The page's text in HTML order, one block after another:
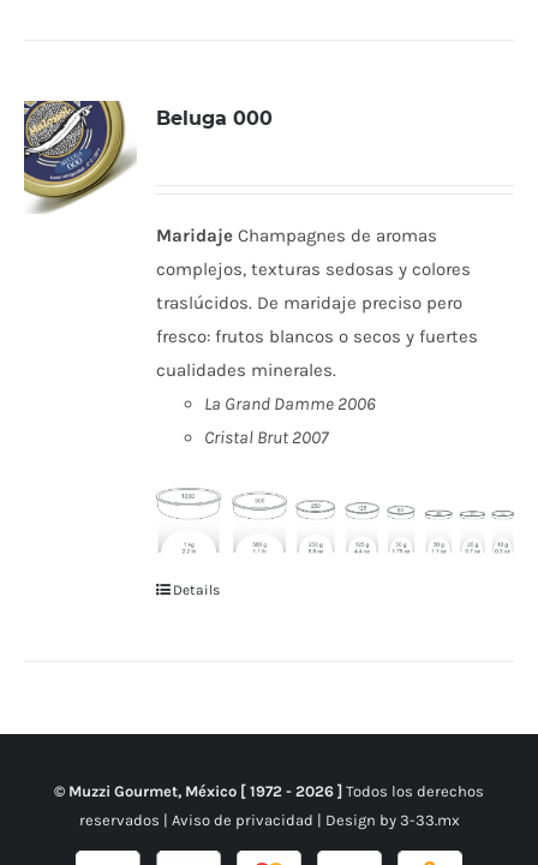
Beluga 000
Maridaje Champagnes de aromas
complejos, texturas sedosas y colores
traslúcidos. De maridaje preciso pero
fresco: frutos blancos o secos y fuertes
cualidades minerales.
La Grand Damme 2006
Cristal Brut 2007
Details
© Muzzi Gourmet, México [ 1972 - 2026 ] Todos los derechos
reservados | Aviso de privacidad | Design by 3-33.mx